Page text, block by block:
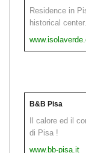
Residence in
historical center.
B&B Pisa
Il calore ed il
di Pisa !
www.bb-pisa.it